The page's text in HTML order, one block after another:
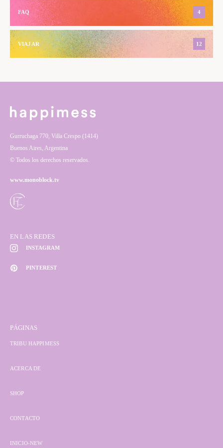
FAQ 4
VIAJAR 12
Gurruchaga 770, Villa Crespo (1414)
Buenos Aires, Argentina
© Todos los derechos reservados.
www.monoblock.tv
EN LAS REDES
INSTAGRAM
PINTEREST
PÁGINAS
TRIBU HAPPIMESS
ACERCA DE
SHOP
CONTACTO
INICIO-NEW